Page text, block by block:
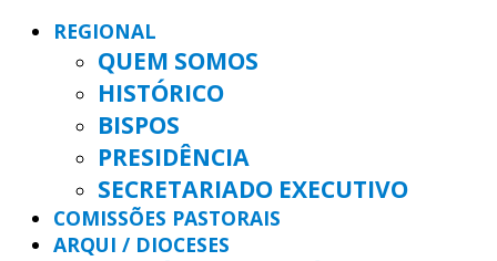
REGIONAL
QUEM SOMOS
HISTÓRICO
BISPOS
PRESIDÊNCIA
SECRETARIADO EXECUTIVO
COMISSÕES PASTORAIS
ARQUI / DIOCESES